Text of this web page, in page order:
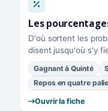
Les
D'où sortent les
disent jusqu'où s'y
Gagnant à Quinté
Repos en quatre
Ouvrir la fiche